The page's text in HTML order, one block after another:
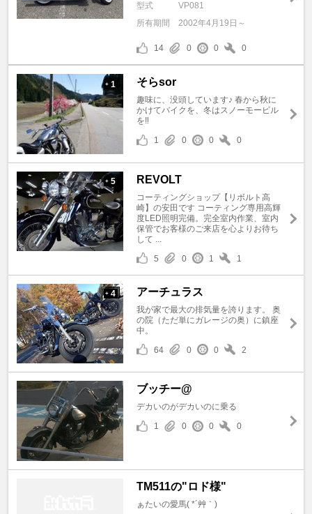
型式
VP081
所有期間
2002年4月19日～
14 0 0 0
+ 1 そらsor
趣味に、没頭しています♪ 春から秋に
かけてバイクを、冬はスノーモービル
を‼️
1
0 0 0
+ 5 REVOLT
コーティングショップ【リボルト高
崎】の安田です コーティング専用高輝
度LED照明完備。完全室内作業、室内
保管でお客様のご来店を心よりお待ち
して ...
5
0 1 1
+ 4 アーチュラス
我が家で最大の排気量を誇ります。 奥
の院（ただ単にガレージの奥）に鎮座
中。
64
0 0 2
ブッチー@
デカいのがデカいのに乗る
1
0 0 0
TM511の"ロド様"
ぁたいの愛馬( *´艸｀)